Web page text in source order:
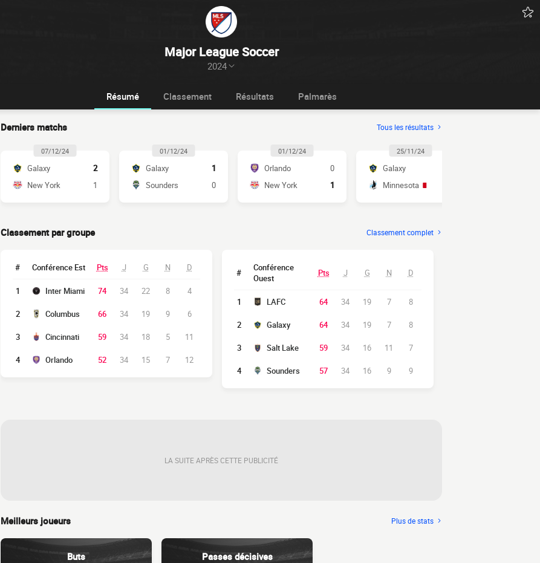
Major League Soccer
2024
Résumé Classement Résultats Palmarès
Derniers matchs Tous les résultats
07/12/24
Galaxy
2
New York
1
01/12/24
Galaxy
1
Sounders
0
01/12/24
Orlando
0
New York
1
25/11/24
Galaxy
Minnesota
Classement par groupe Classement complet
# Conférence Est Pts J G N D
1 Inter Miami 74 34 22 8 4
2 Columbus 66 34 19 9 6
3 Cincinnati 59 34 18 5 11
4 Orlando 52 34 15 7 12
#
Conférence
Ouest
Pts J G N D
1 LAFC 64 34 19 7 8
2 Galaxy 64 34 19 7 8
3 Salt Lake 59 34 16 11 7
4 Sounders 57 34 16 9 9
LA SUITE APRÈS CETTE PUBLICITÉ
Meilleurs joueurs Plus de stats
Buts Passes décisives